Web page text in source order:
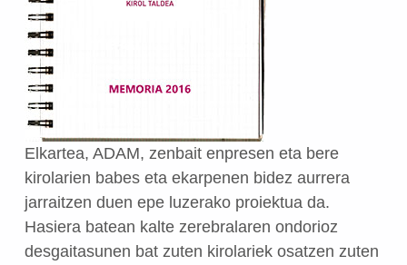
Elkartea, ADAM, zenbait enpresen eta bere
kirolarien babes eta ekarpenen bidez aurrera
jarraitzen duen epe luzerako proiektua da.
Hasiera batean kalte zerebralaren ondorioz
desgaitasunen bat zuten kirolariek osatzen zuten